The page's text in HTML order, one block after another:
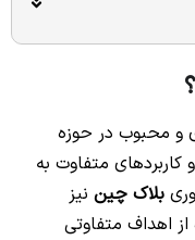
و محبوب در حوزه
متفاوت به
بلاک چین نیز
اهداف متفاوتی